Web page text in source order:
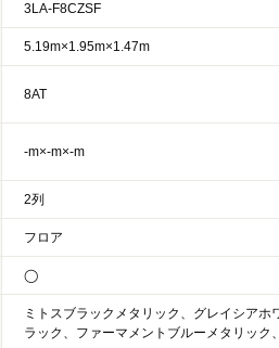
3LA-F8CZSF
5.19m×1.95m×1.47m
8AT
-m×-m×-m
2列
フロア
◯
ミトスブラックメタリック、グレイシア
ラック、ファーマメントブルーメタリッ